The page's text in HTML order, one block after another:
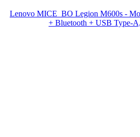
Lenovo MICE_BO Legion M600s -
+ Bluetooth + USB Type-